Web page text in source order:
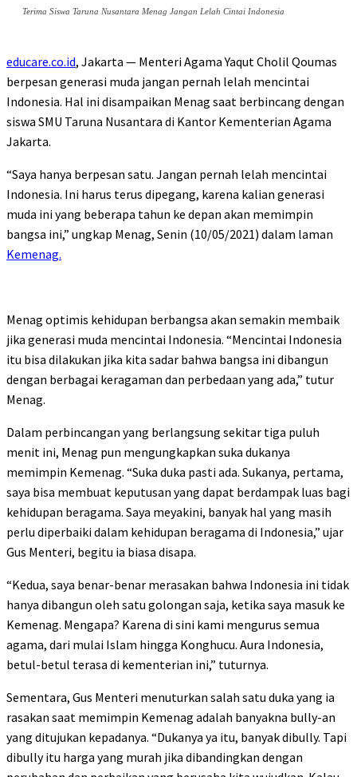
Terima Siswa Taruna Nusantara Menag Jangan Lelah Cintai Indonesia
educare.co.id, Jakarta — Menteri Agama Yaqut Cholil Qoumas
berpesan generasi muda jangan pernah lelah mencintai
Indonesia. Hal ini disampaikan Menag saat berbincang dengan
siswa SMU Taruna Nusantara di Kantor Kementerian Agama
Jakarta.
“Saya hanya berpesan satu. Jangan pernah lelah mencintai
Indonesia. Ini harus terus dipegang, karena kalian generasi
muda ini yang beberapa tahun ke depan akan memimpin
bangsa ini,” ungkap Menag, Senin (10/05/2021) dalam laman
Kemenag.
Menag optimis kehidupan berbangsa akan semakin membaik
jika generasi muda mencintai Indonesia. “Mencintai Indonesia
itu bisa dilakukan jika kita sadar bahwa bangsa ini dibangun
dengan berbagai keragaman dan perbedaan yang ada,” tutur
Menag.
Dalam perbincangan yang berlangsung sekitar tiga puluh
menit ini, Menag pun mengungkapkan suka dukanya
memimpin Kemenag. “Suka duka pasti ada. Sukanya, pertama,
saya bisa membuat keputusan yang dapat berdampak luas bagi
kehidupan beragama. Saya meyakini, banyak hal yang masih
perlu diperbaiki dalam kehidupan beragama di Indonesia,” ujar
Gus Menteri, begitu ia biasa disapa.
“Kedua, saya benar-benar merasakan bahwa Indonesia ini tidak
hanya dibangun oleh satu golongan saja, ketika saya masuk ke
Kemenag. Mengapa? Karena di sini kami mengurus semua
agama, dari mulai Islam hingga Konghucu. Aura Indonesia,
betul-betul terasa di kementerian ini,” tuturnya.
Sementara, Gus Menteri menuturkan salah satu duka yang ia
rasakan saat memimpin Kemenag adalah banyakna bully-an
yang ditujukan kepadanya. “Dukanya ya itu, banyak dibully. Tapi
dibully itu harga yang murah jika dibandingkan dengan